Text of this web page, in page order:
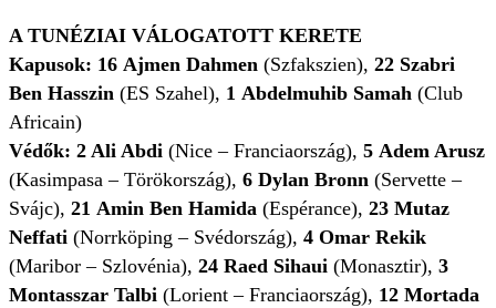
A TUNÉZIAI VÁLOGATOTT KERETE
Kapusok: 16 Ajmen Dahmen (Szfakszien), 22 Szabri
Ben Hasszin (ES Szahel), 1 Abdelmuhib Samah (Club
Africain)
Védők: 2 Ali Abdi (Nice – Franciaország), 5 Adem Arusz
(Kasimpasa – Törökország), 6 Dylan Bronn (Servette –
Svájc), 21 Amin Ben Hamida (Espérance), 23 Mutaz
Neffati (Norrköping – Svédország), 4 Omar Rekik
(Maribor – Szlovénia), 24 Raed Sihaui (Monasztir), 3
Montasszar Talbi (Lorient – Franciaország), 12 Mortada